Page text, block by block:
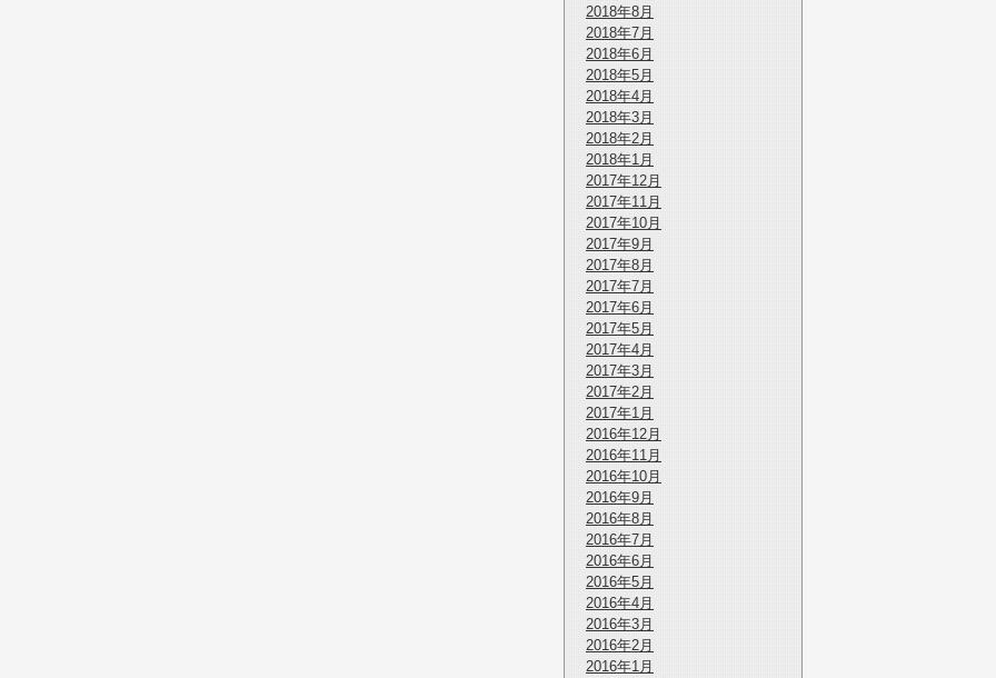
2018年8月
2018年7月
2018年6月
2018年5月
2018年4月
2018年3月
2018年2月
2018年1月
2017年12月
2017年11月
2017年10月
2017年9月
2017年8月
2017年7月
2017年6月
2017年5月
2017年4月
2017年3月
2017年2月
2017年1月
2016年12月
2016年11月
2016年10月
2016年9月
2016年8月
2016年7月
2016年6月
2016年5月
2016年4月
2016年3月
2016年2月
2016年1月